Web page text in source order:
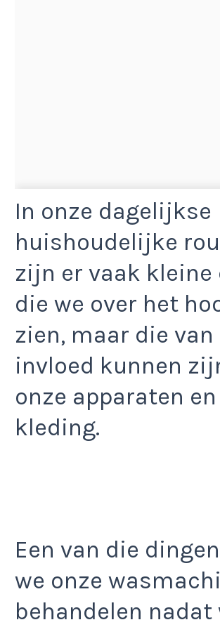
In onze dagelijkse
huishoudelijke
zijn er vaak kleine
die we over het
zien, maar die
invloed kunnen
onze apparaten en
kleding.
Een van die
we onze
behandelen nadat